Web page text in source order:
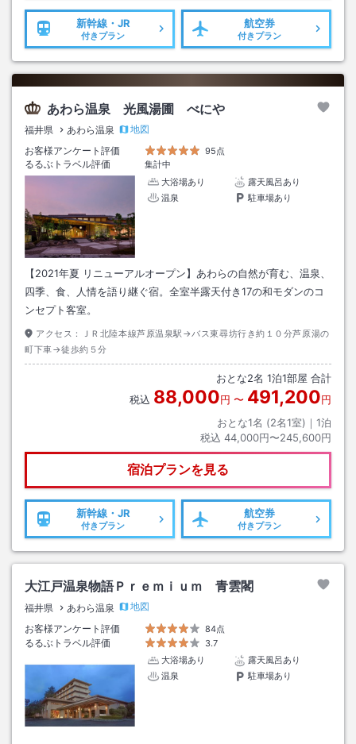
新幹線・JR
付きプラン
航空券
付きプラン
あわら温泉 光風湯圃 べにや
福井県 あわら温泉
地図
お客様アンケート評価
95点
るるぶトラベル評価
集計中
大浴場あり
露天風呂あり
温泉
駐車場あり
【2021年夏 リニューアルオープン】あわらの自然が育む、温泉、
四季、食、人情を語り継ぐ宿。全室半露天付き17の和モダンのコ
ンセプト客室。
アクセス：
ＪＲ北陸本線芦原温泉駅→バス東尋坊行き約１０分芦原湯の
町下車→徒歩約５分
おとな2名 1泊1部屋 合計
税込 88,000円 〜 491,200円
おとな1名 (2名1室)｜ 1泊
税込 44,000円〜245,600円
宿泊プランを見る
新幹線・JR
付きプラン
航空券
付きプラン
大江戸温泉物語Ｐｒｅｍｉｕｍ 青雲閣
福井県 あわら温泉
地図
お客様アンケート評価
84点
るるぶトラベル評価
3.7
大浴場あり
露天風呂あり
温泉
駐車場あり